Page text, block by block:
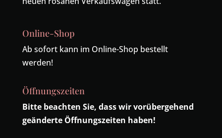
Online-Shop
Ab sofort kann im Online-Shop bestellt
werden!
Öffnungszeiten
Bitte beachten Sie, dass wir vorübergehend
geänderte Öffnungszeiten haben!